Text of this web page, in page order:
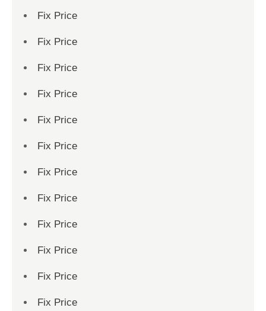
Fix Price
Fix Price
Fix Price
Fix Price
Fix Price
Fix Price
Fix Price
Fix Price
Fix Price
Fix Price
Fix Price
Fix Price